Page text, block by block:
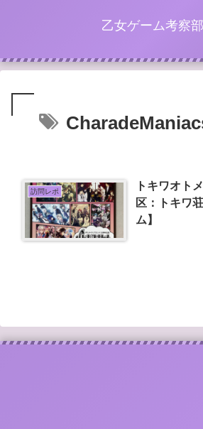
乙女ゲーム考察
訪問レポ
トキワオト
区：トキワ
ム】